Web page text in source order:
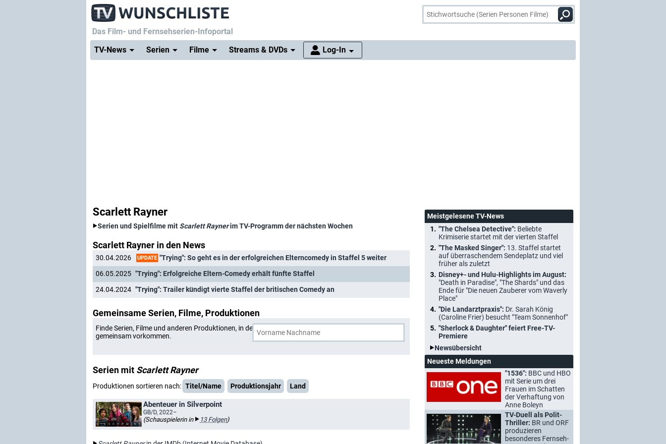
Das Film- und Fernsehserien-Infoportal
TV-News
Serien Filme Streams & DVDs Log-In
Scarlett Rayner
Serien und Spielfilme mit Scarlett Raynerim TV-Programm der nächsten Wochen
Scarlett Rayner in den News
30.04.2026 UPDATE "Trying": So geht es in der erfolgreichen Elterncomedy in Staffel 5 weiter
06.05.2025 "Trying": Erfolgreiche Eltern-Comedy erhält fünfte Staffel
24.04.2024 "Trying": Trailer kündigt vierte Staffel der britischen Comedy an
Gemeinsame Serien, Filme, Produktionen
Finde Serien, Filme und anderen Produktionen, in denen Scarlett Rayner
gemeinsam vorkommen.
Serien mit Scarlett Rayner
Produktionen sortieren nach: Titel/Name Produktionsjahr Land
Abenteuer in Silverpoint
GB/D, 2022–
(Schauspielerin in 13 Folgen)
Meistgelesene TV-News
"The Chelsea Detective": Beliebte
Krimiserie startet mit der vierten Staffel
"The Masked Singer": 13. Staffel startet
auf überraschendem Sendeplatz und viel
früher als zuletzt
Disney+- und Hulu-Highlights im August:
"Death in Paradise", "The Shards" und das
Ende für "Die neuen Zauberer vom Waverly
Place"
"Die Landarztpraxis": Dr. Sarah König
(Caroline Frier) besucht "Team Sonnenhof"
"Sherlock & Daughter" feiert Free-TV-
Premiere
Newsübersicht
Neueste Meldungen
"1536": BBC und HBO
mit Serie um drei
Frauen im Schatten
der Verhaftung von
Anne Boleyn
TV-Duell als Polit-
Thriller: BR und ORF
produzieren
besonderes Fernseh-